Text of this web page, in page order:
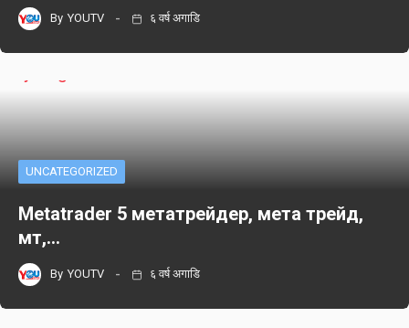
By YOUTV ६ वर्ष अगाडि
UNCATEGORIZED
Metatrader 5 метатрейдер, мета трейд,
мт,…
By YOUTV ६ वर्ष अगाडि